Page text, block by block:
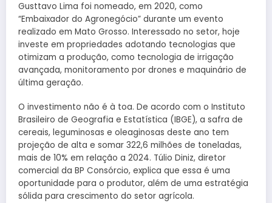
Gusttavo Lima foi nomeado, em 2020, como
“Embaixador do Agronegócio” durante um evento
realizado em Mato Grosso. Interessado no setor, hoje
investe em propriedades adotando tecnologias que
otimizam a produção, como tecnologia de irrigação
avançada, monitoramento por drones e maquinário de
última geração.
O investimento não é à toa. De acordo com o Instituto
Brasileiro de Geografia e Estatística (IBGE), a safra de
cereais, leguminosas e oleaginosas deste ano tem
projeção de alta e somar 322,6 milhões de toneladas,
mais de 10% em relação a 2024. Túlio Diniz, diretor
comercial da BP Consórcio, explica que essa é uma
oportunidade para o produtor, além de uma estratégia
sólida para crescimento do setor agrícola.